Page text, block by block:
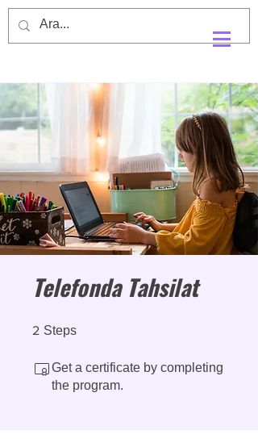
Telefonda Tahsilat
2 Steps
Get a certificate by completing
the program.